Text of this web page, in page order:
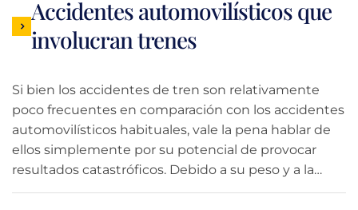
Accidentes automovilísticos que
involucran trenes
Si bien los accidentes de tren son relativamente
poco frecuentes en comparación con los accidentes
automovilísticos habituales, vale la pena hablar de
ellos simplemente por su potencial de provocar
resultados catastróficos. Debido a su peso y a la
velocidad a la que suelen viajar, los trenes se